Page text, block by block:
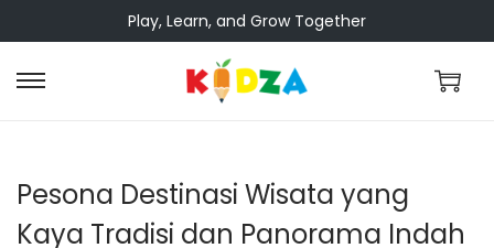
Play, Learn, and Grow Together
Pesona Destinasi Wisata yang
Kaya Tradisi dan Panorama Indah